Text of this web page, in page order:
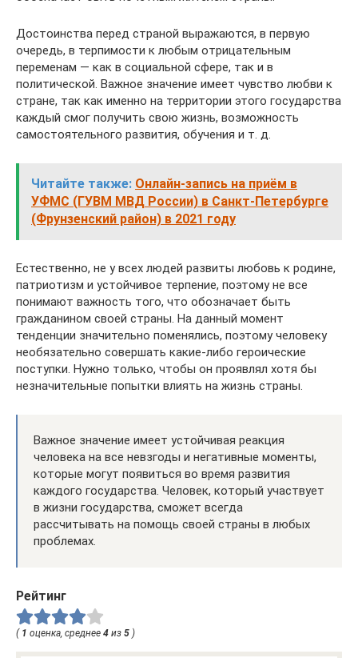
Достоинства перед страной выражаются, в первую
очередь, в терпимости к любым отрицательным
переменам — как в социальной сфере, так и в
политической. Важное значение имеет чувство любви к
стране, так как именно на территории этого государства
каждый смог получить свою жизнь, возможность
самостоятельного развития, обучения и т. д.
Читайте также: Онлайн-запись на приём в
УФМС (ГУВМ МВД России) в Санкт-Петербурге
(Фрунзенский район) в 2021 году
Естественно, не у всех людей развиты любовь к родине,
патриотизм и устойчивое терпение, поэтому не все
понимают важность того, что обозначает быть
гражданином своей страны. На данный момент
тенденции значительно поменялись, поэтому человеку
необязательно совершать какие-либо героические
поступки. Нужно только, чтобы он проявлял хотя бы
незначительные попытки влиять на жизнь страны.
Важное значение имеет устойчивая реакция
человека на все невзгоды и негативные моменты,
которые могут появиться во время развития
каждого государства. Человек, который участвует
в жизни государства, сможет всегда
рассчитывать на помощь своей страны в любых
проблемах.
Рейтинг
( 1 оценка, среднее 4 из 5 )